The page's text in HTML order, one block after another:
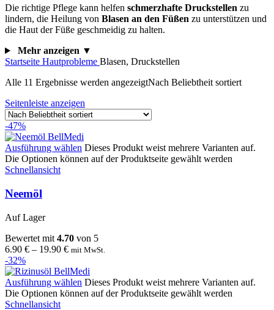
Die richtige Pflege kann helfen schmerzhafte Druckstellen zu
lindern, die Heilung von Blasen an den Füßen zu unterstützen und
die Haut der Füße geschmeidig zu halten.
Mehr anzeigen ▼
Startseite Hautprobleme Blasen, Druckstellen
Alle 11 Ergebnisse werden angezeigtNach Beliebtheit sortiert
Seitenleiste anzeigen
-47%
Ausführung wählen Dieses Produkt weist mehrere Varianten auf.
Die Optionen können auf der Produktseite gewählt werden
Schnellansicht
Neemöl
Auf Lager
Bewertet mit 4.70 von 5
6.90 € – 19.90 € mit MwSt.
-32%
Ausführung wählen Dieses Produkt weist mehrere Varianten auf.
Die Optionen können auf der Produktseite gewählt werden
Schnellansicht